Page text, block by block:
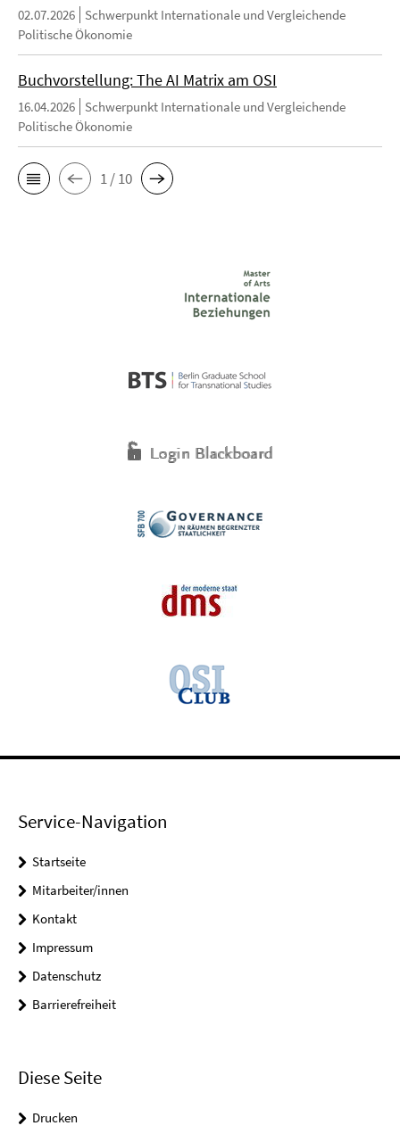
02.07.2026
Schwerpunkt Internationale und Vergleichende
Politische Ökonomie
Buchvorstellung: The AI Matrix am OSI
16.04.2026
Schwerpunkt Internationale und Vergleichende
Politische Ökonomie
1 / 10
Service-Navigation
Startseite
Mitarbeiter/innen
Kontakt
Impressum
Datenschutz
Barrierefreiheit
Diese Seite
Drucken